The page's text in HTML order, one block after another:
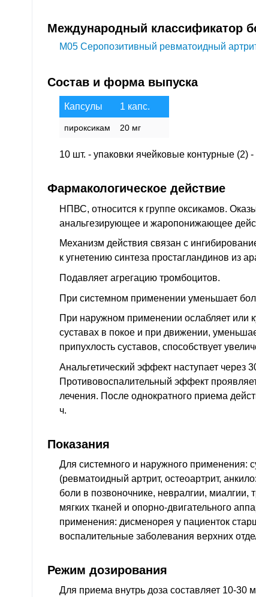
Международный классификатор
M05 Серопозитивный ревматоидный
Состав и форма выпуска
Капсулы 1 капс.
пироксикам 20 мг
10 шт. - упаковки ячейковые контурные (2)
Фармакологическое действие
НПВС, относится к группе оксикамов.
анальгезирующее и жаропонижающее
Механизм действия связан с
к угнетению синтеза простагландинов из
Подавляет агрегацию тромбоцитов.
При системном применении уменьшает
При наружном применении ослабляет или
суставах в покое и при движении,
припухлость суставов, способствует
Анальгетический эффект наступает через
Противовоспалительный эффект
лечения. После однократного приема
ч.
Показания
Для системного и наружного применения:
(ревматоидный артрит, остеоартрит,
боли в позвоночнике, невралгии, миалгии,
мягких тканей и опорно-двигательного
применения: дисменорея у пациенток
воспалительные заболевания верхних
Режим дозирования
Для приема внутрь доза составляет 10-30